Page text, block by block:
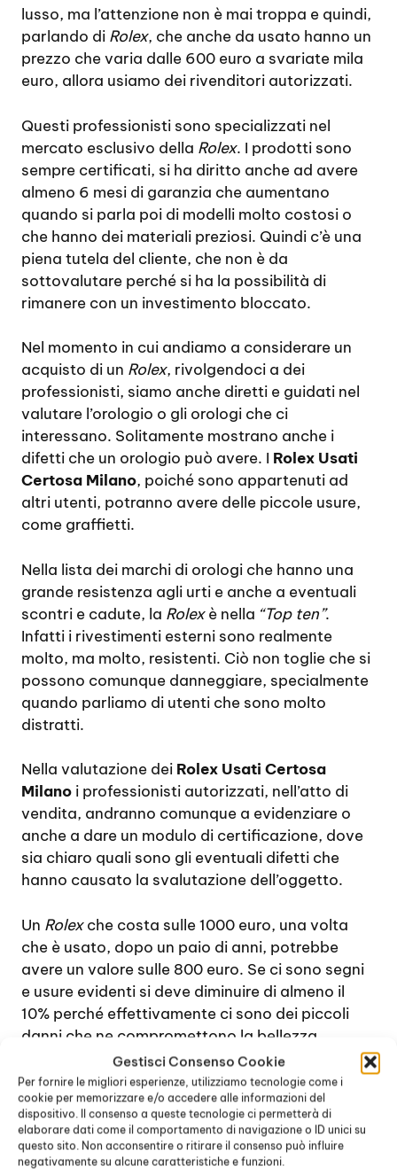
Gestisci Consenso Cookie
Per fornire le migliori esperienze, utilizziamo tecnologie come i
cookie per memorizzare e/o accedere alle informazioni del
dispositivo. Il consenso a queste tecnologie ci permetterà di
elaborare dati come il comportamento di navigazione o ID unici su
questo sito. Non acconsentire o ritirare il consenso può influire
negativamente su alcune caratteristiche e funzioni.
lusso, ma l’attenzione non è mai troppa e quindi,
parlando di Rolex, che anche da usato hanno un
prezzo che varia dalle 600 euro a svariate mila
euro, allora usiamo dei rivenditori autorizzati.
Questi professionisti sono specializzati nel
mercato esclusivo della Rolex. I prodotti sono
sempre certificati, si ha diritto anche ad avere
almeno 6 mesi di garanzia che aumentano
quando si parla poi di modelli molto costosi o
che hanno dei materiali preziosi. Quindi c’è una
piena tutela del cliente, che non è da
sottovalutare perché si ha la possibilità di
rimanere con un investimento bloccato.
Nel momento in cui andiamo a considerare un
acquisto di un Rolex, rivolgendoci a dei
professionisti, siamo anche diretti e guidati nel
valutare l’orologio o gli orologi che ci
interessano. Solitamente mostrano anche i
difetti che un orologio può avere. I Rolex Usati
Certosa Milano, poiché sono appartenuti ad
altri utenti, potranno avere delle piccole usure,
come graffietti.
Nella lista dei marchi di orologi che hanno una
grande resistenza agli urti e anche a eventuali
scontri e cadute, la Rolexè nella “Top ten”.
Infatti i rivestimenti esterni sono realmente
molto, ma molto, resistenti. Ciò non toglie che si
possono comunque danneggiare, specialmente
quando parliamo di utenti che sono molto
distratti.
Nella valutazione dei Rolex Usati Certosa
Milano i professionisti autorizzati, nell’atto di
vendita, andranno comunque a evidenziare o
anche a dare un modulo di certificazione, dove
sia chiaro quali sono gli eventuali difetti che
hanno causato la svalutazione dell’oggetto.
Un Rolexche costa sulle 1000 euro, una volta
che è usato, dopo un paio di anni, potrebbe
avere un valore sulle 800 euro. Se ci sono segni
e usure evidenti si deve diminuire di almeno il
10% perché effettivamente ci sono dei piccoli
danni che ne compromettono la bellezza
estetica. Ecco dunque che si procede ad un
ulteriore diminuzione dei costi.
Ciò consente di avere la sicurezza di comprare
degli accessori che hanno il giusto valore
economico della spesa in denaro che si è